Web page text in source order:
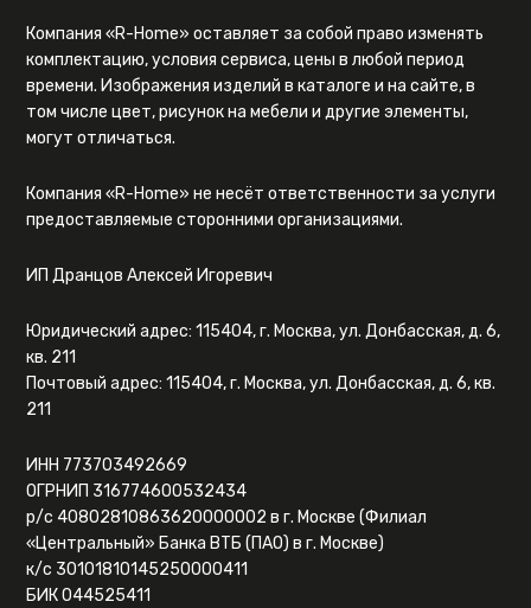
Компания «R-Home» оставляет за собой право изменять
комплектацию, условия сервиса, цены в любой период
времени. Изображения изделий в каталоге и на сайте, в
том числе цвет, рисунок на мебели и другие элементы,
могут отличаться.
Компания «R-Home» не несёт ответственности за услуги
предоставляемые сторонними организациями.
ИП Дранцов Алексей Игоревич
Юридический адрес: 115404, г. Москва, ул. Донбасская, д. 6,
кв. 211
Почтовый адрес: 115404, г. Москва, ул. Донбасская, д. 6, кв.
211
ИНН 773703492669
ОГРНИП 316774600532434
р/с 40802810863620000002 в г. Москве (Филиал
«Центральный» Банка ВТБ (ПАО) в г. Москве)
к/с 30101810145250000411
БИК 044525411